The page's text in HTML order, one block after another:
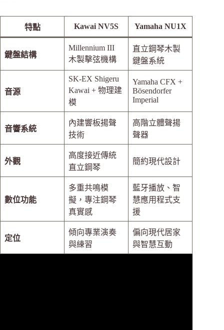
特點 Kawai NV5S Yamaha NU1X
鍵盤結構
Millennium III
木製擊弦機構
直立鋼琴木製
鍵盤系統
音源
SK-EX Shigeru
Kawai + 物理建
模
Yamaha CFX +
Bösendorfer
Imperial
音響系統
內建響板揚聲
技術
高階立體聲揚
聲器
外觀
高度接近傳統
直立鋼琴
簡約現代設計
數位功能
多重共鳴模
擬，專注鋼琴
真實感
藍牙播放、智
慧應用程式支
援
定位
傾向專業演奏
與練習
偏向現代居家
與智慧互動